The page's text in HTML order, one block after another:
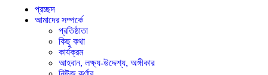
প্রচ্ছদ
আমাদের সম্পর্কে
প্রতিষ্ঠাতা
কিছু কথা
কার্যক্রম
আহবান, লক্ষ্য-উদ্দেশ্য, অঙ্গীকার